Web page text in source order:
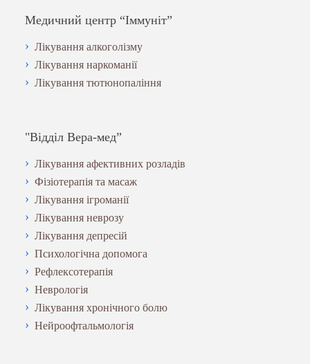
Медичний центр “Іммуніт”
Лікування алкоголізму
Лікування наркоманії
Лікування тютюнопаління
"Відділ Вера-мед”
Лікування афективних розладів
Фізіотерапія та масаж
Лікування ігроманії
Лікування неврозу
Лікування депресій
Психологічна допомога
Рефлексотерапія
Неврологія
Лікування хронічного болю
Нейроофтальмологія